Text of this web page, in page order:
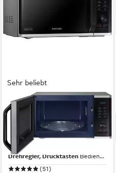
Sehr beliebt
SAMSUNG
Mikrowelle
MS2AK3515AS/EG, 23 ℓ
1150W
Leistung
23 l
Kapazität
Drehregler, Drucktasten Bedienung
(51)